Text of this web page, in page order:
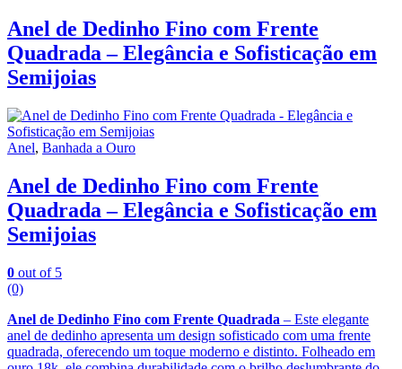
Anel de Dedinho Fino com Frente
Quadrada – Elegância e Sofisticação em
Semijoias
Anel, Banhada a Ouro
Anel de Dedinho Fino com Frente
Quadrada – Elegância e Sofisticação em
Semijoias
0 out of 5
(0)
Anel de Dedinho Fino com Frente Quadrada – Este elegante
anel de dedinho apresenta um design sofisticado com uma frente
quadrada, oferecendo um toque moderno e distinto. Folheado em